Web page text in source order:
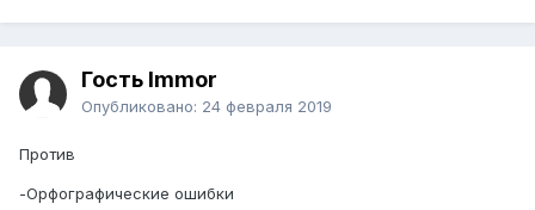
Гость Immor
Опубликовано: 24 февраля 2019
Против
-Орфографические ошибки